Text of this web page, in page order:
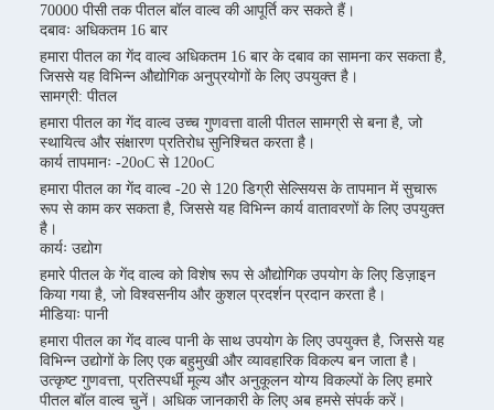
70000 पीसी तक पीतल बॉल वाल्व की आपूर्ति कर सकते हैं।
दबावः अधिकतम 16 बार
हमारा पीतल का गेंद वाल्व अधिकतम 16 बार के दबाव का सामना कर सकता है,
जिससे यह विभिन्न औद्योगिक अनुप्रयोगों के लिए उपयुक्त है।
सामग्री: पीतल
हमारा पीतल का गेंद वाल्व उच्च गुणवत्ता वाली पीतल सामग्री से बना है, जो
स्थायित्व और संक्षारण प्रतिरोध सुनिश्चित करता है।
कार्य तापमानः -20oC से 120oC
हमारा पीतल का गेंद वाल्व -20 से 120 डिग्री सेल्सियस के तापमान में सुचारू
रूप से काम कर सकता है, जिससे यह विभिन्न कार्य वातावरणों के लिए उपयुक्त
है।
कार्यः उद्योग
हमारे पीतल के गेंद वाल्व को विशेष रूप से औद्योगिक उपयोग के लिए डिज़ाइन
किया गया है, जो विश्वसनीय और कुशल प्रदर्शन प्रदान करता है।
मीडियाः पानी
हमारा पीतल का गेंद वाल्व पानी के साथ उपयोग के लिए उपयुक्त है, जिससे यह
विभिन्न उद्योगों के लिए एक बहुमुखी और व्यावहारिक विकल्प बन जाता है।
उत्कृष्ट गुणवत्ता, प्रतिस्पर्धी मूल्य और अनुकूलन योग्य विकल्पों के लिए हमारे
पीतल बॉल वाल्व चुनें। अधिक जानकारी के लिए अब हमसे संपर्क करें।